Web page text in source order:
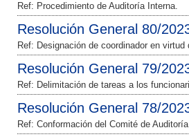
Ref: Procedimiento de Auditoría Interna.
Resolución General 80/
Ref: Designación de coordinador en virtud
Resolución General 79/
Ref: Delimitación de tareas a los
Resolución General 78/
Ref: Conformación del Comité de